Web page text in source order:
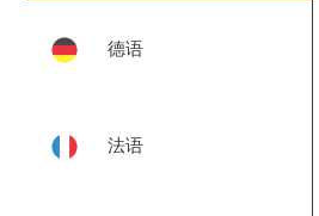
德语
法语